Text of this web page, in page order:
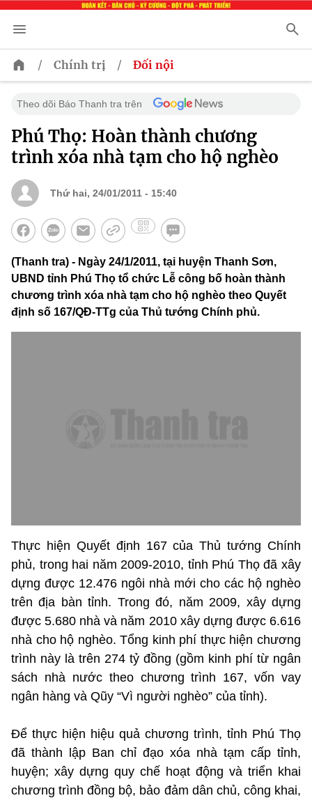
/ Chính trị / Đối nội
Theo dõi Báo Thanh tra trên
Phú Thọ: Hoàn thành chương
trình xóa nhà tạm cho hộ nghèo
Thứ hai, 24/01/2011 - 15:40
(Thanh tra) - Ngày 24/1/2011, tại huyện Thanh Sơn,
UBND tỉnh Phú Thọ tổ chức Lễ công bố hoàn thành
chương trình xóa nhà tạm cho hộ nghèo theo Quyết
định số 167/QĐ-TTg của Thủ tướng Chính phủ.
Thực hiện Quyết định 167 của Thủ tướng Chính
phủ, trong hai năm 2009-2010, tỉnh Phú Thọ đã xây
dựng được 12.476 ngôi nhà mới cho các hộ nghèo
trên địa bàn tỉnh. Trong đó, năm 2009, xây dựng
được 5.680 nhà và năm 2010 xây dựng được 6.616
nhà cho hộ nghèo. Tổng kinh phí thực hiện chương
trình này là trên 274 tỷ đồng (gồm kinh phí từ ngân
sách nhà nước theo chương trình 167, vốn vay
ngân hàng và Qũy “Vì người nghèo” của tỉnh).
Để thực hiện hiệu quả chương trình, tỉnh Phú Thọ
đã thành lập Ban chỉ đạo xóa nhà tạm cấp tỉnh,
huyện; xây dựng quy chế hoạt động và triển khai
chương trình đồng bộ, bảo đảm dân chủ, công khai,